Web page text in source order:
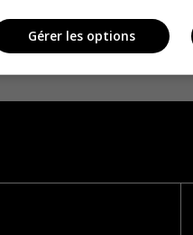
Gérer les options